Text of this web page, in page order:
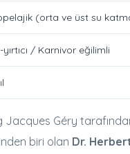
(orta ve üst su
yırtıcı / Karnivor eğilimli
Jacques Géry
biri olan Dr.